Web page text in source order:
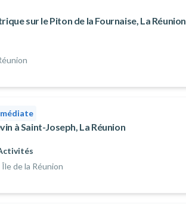
sur le Piton de la Fournaise, La Réunion
à Saint-Joseph, La Réunion
de la Réunion